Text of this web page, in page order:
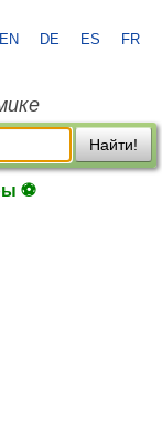
EN DE ES FR
Найти!
⚽